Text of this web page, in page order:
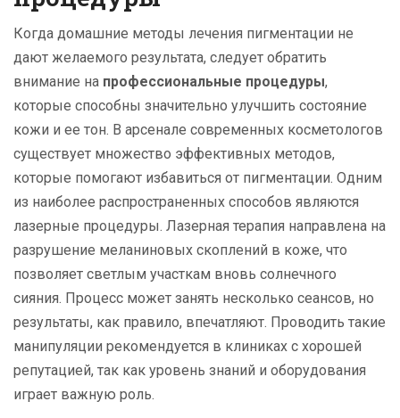
Когда домашние методы лечения пигментации не
дают желаемого результата, следует обратить
внимание на профессиональные процедуры,
которые способны значительно улучшить состояние
кожи и ее тон. В арсенале современных косметологов
существует множество эффективных методов,
которые помогают избавиться от пигментации. Одним
из наиболее распространенных способов являются
лазерные процедуры. Лазерная терапия направлена на
разрушение меланиновых скоплений в коже, что
позволяет светлым участкам вновь солнечного
сияния. Процесс может занять несколько сеансов, но
результаты, как правило, впечатляют. Проводить такие
манипуляции рекомендуется в клиниках с хорошей
репутацией, так как уровень знаний и оборудования
играет важную роль.